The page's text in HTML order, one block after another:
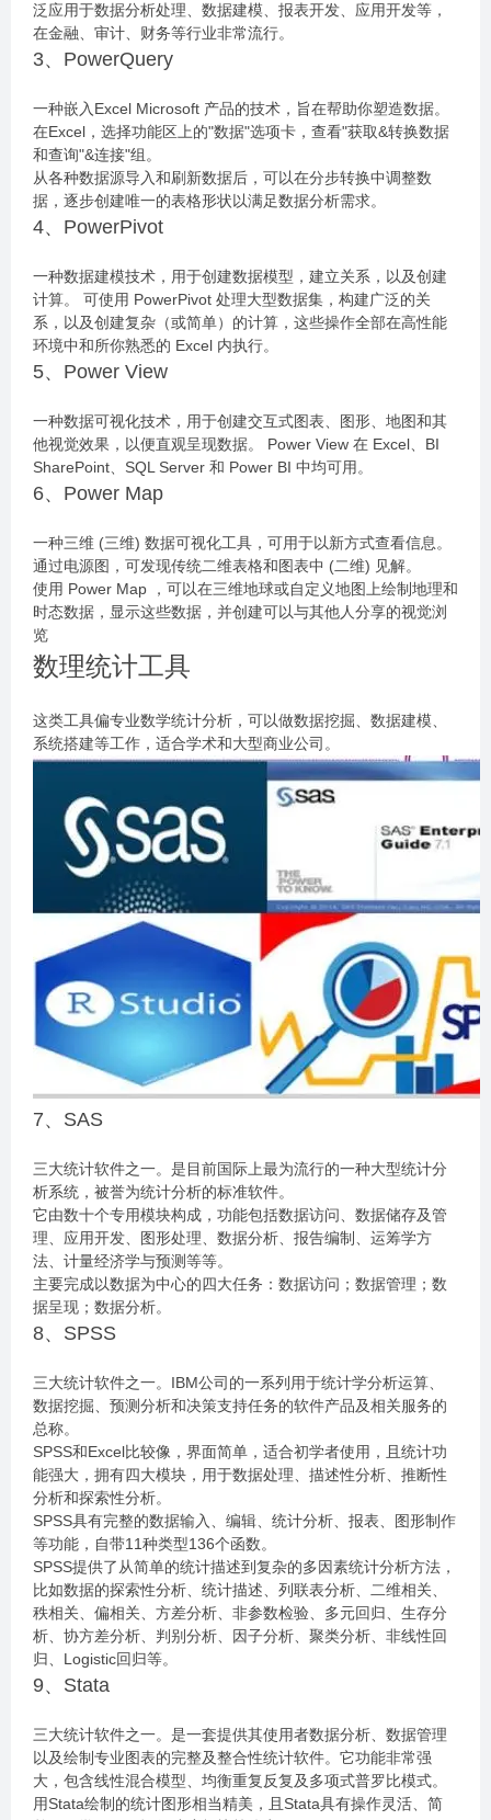
泛应用于数据分析处理、数据建模、报表开发、应用开发等，
在金融、审计、财务等行业非常流行。
3、PowerQuery
一种嵌入Excel Microsoft 产品的技术，旨在帮助你塑造数据。
在Excel，选择功能区上的"数据"选项卡，查看"获取&转换数据
和查询"&连接"组。
从各种数据源导入和刷新数据后，可以在分步转换中调整数
据，逐步创建唯一的表格形状以满足数据分析需求。
4、PowerPivot
一种数据建模技术，用于创建数据模型，建立关系，以及创建
计算。 可使用 PowerPivot 处理大型数据集，构建广泛的关
系，以及创建复杂（或简单）的计算，这些操作全部在高性能
环境中和所你熟悉的 Excel 内执行。
5、Power View
一种数据可视化技术，用于创建交互式图表、图形、地图和其
他视觉效果，以便直观呈现数据。 Power View 在 Excel、BI
SharePoint、SQL Server 和 Power BI 中均可用。
6、Power Map
一种三维 (三维) 数据可视化工具，可用于以新方式查看信息。
通过电源图，可发现传统二维表格和图表中 (二维) 见解。
使用 Power Map ，可以在三维地球或自定义地图上绘制地理和
时态数据，显示这些数据，并创建可以与其他人分享的视觉浏
览
数理统计工具
这类工具偏专业数学统计分析，可以做数据挖掘、数据建模、
系统搭建等工作，适合学术和大型商业公司。
7、SAS
三大统计软件之一。是目前国际上最为流行的一种大型统计分
析系统，被誉为统计分析的标准软件。
它由数十个专用模块构成，功能包括数据访问、数据储存及管
理、应用开发、图形处理、数据分析、报告编制、运筹学方
法、计量经济学与预测等等。
主要完成以数据为中心的四大任务：数据访问；数据管理；数
据呈现；数据分析。
8、SPSS
三大统计软件之一。IBM公司的一系列用于统计学分析运算、
数据挖掘、预测分析和决策支持任务的软件产品及相关服务的
总称。
SPSS和Excel比较像，界面简单，适合初学者使用，且统计功
能强大，拥有四大模块，用于数据处理、描述性分析、推断性
分析和探索性分析。
SPSS具有完整的数据输入、编辑、统计分析、报表、图形制作
等功能，自带11种类型136个函数。
SPSS提供了从简单的统计描述到复杂的多因素统计分析方法，
比如数据的探索性分析、统计描述、列联表分析、二维相关、
秩相关、偏相关、方差分析、非参数检验、多元回归、生存分
析、协方差分析、判别分析、因子分析、聚类分析、非线性回
归、Logistic回归等。
9、Stata
三大统计软件之一。是一套提供其使用者数据分析、数据管理
以及绘制专业图表的完整及整合性统计软件。它功能非常强
大，包含线性混合模型、均衡重复反复及多项式普罗比模式。
用Stata绘制的统计图形相当精美，且Stata具有操作灵活、简